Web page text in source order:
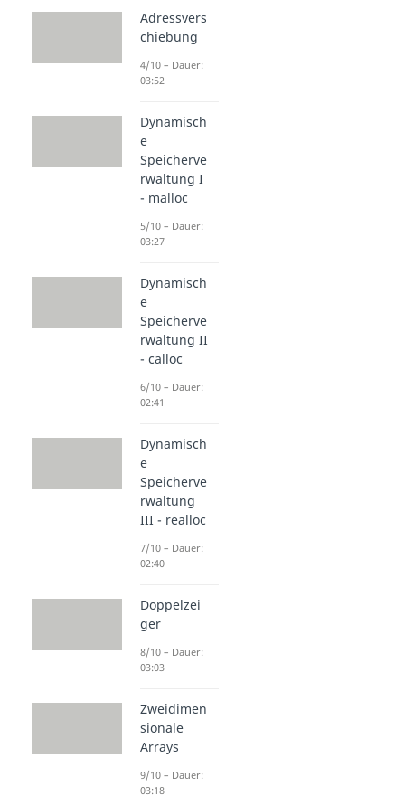
Adressvers
chiebung
4/10 – Dauer:
03:52
Dynamisch
e
Speicherve
rwaltung I
- malloc
5/10 – Dauer:
03:27
Dynamisch
e
Speicherve
rwaltung II
- calloc
6/10 – Dauer:
02:41
Dynamisch
e
Speicherve
rwaltung
III - realloc
7/10 – Dauer:
02:40
Doppelzei
ger
8/10 – Dauer:
03:03
Zweidimen
sionale
Arrays
9/10 – Dauer:
03:18